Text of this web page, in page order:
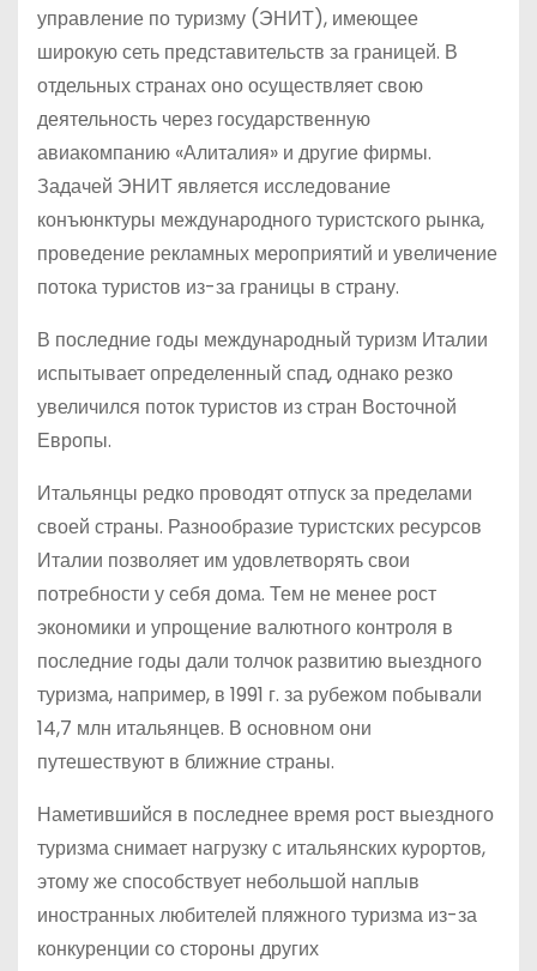
управление по туризму (ЭНИТ), имеющее
широкую сеть представительств за границей. В
отдельных странах оно осуществляет свою
деятельность через государственную
авиакомпанию «Алиталия» и другие фирмы.
Задачей ЭНИТ является исследование
конъюнктуры международного туристского рынка,
проведение рекламных мероприятий и увеличение
потока туристов из-за границы в страну.
В последние годы международный туризм Италии
испытывает определенный спад, однако резко
увеличился поток туристов из стран Восточной
Европы.
Итальянцы редко проводят отпуск за пределами
своей страны. Разнообразие туристских ресурсов
Италии позволяет им удовлетворять свои
потребности у себя дома. Тем не менее рост
экономики и упрощение валютного контроля в
последние годы дали толчок развитию выездного
туризма, например, в 1991 г. за рубежом побывали
14,7 млн итальянцев. В основном они
путешествуют в ближние страны.
Наметившийся в последнее время рост выездного
туризма снимает нагрузку с итальянских курортов,
этому же способствует небольшой наплыв
иностранных любителей пляжного туризма из-за
конкуренции со стороны других